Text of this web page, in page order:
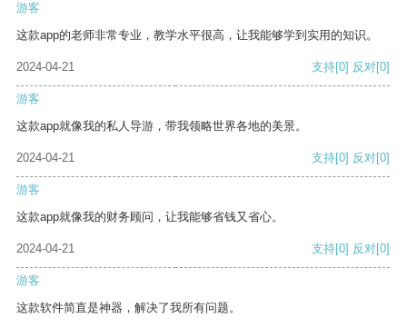
游客
这款app的老师非常专业，教学水平很高，让我能够学到实用的知识。
2024-04-21 支持[0] 反对[0]
游客
这款app就像我的私人导游，带我领略世界各地的美景。
2024-04-21 支持[0] 反对[0]
游客
这款app就像我的财务顾问，让我能够省钱又省心。
2024-04-21 支持[0] 反对[0]
游客
这款软件简直是神器，解决了我所有问题。